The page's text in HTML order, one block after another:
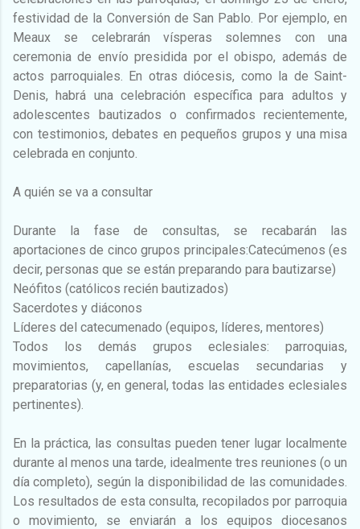
festividad de la Conversión de San Pablo. Por ejemplo, en
Meaux se celebrarán vísperas solemnes con una
ceremonia de envío presidida por el obispo, además de
actos parroquiales. En otras diócesis, como la de Saint-
Denis, habrá una celebración específica para adultos y
adolescentes bautizados o confirmados recientemente,
con testimonios, debates en pequeños grupos y una misa
celebrada en conjunto.
A quién se va a consultar
Durante la fase de consultas, se recabarán las
aportaciones de cinco grupos principales:Catecúmenos (es
decir, personas que se están preparando para bautizarse)
Neófitos (católicos recién bautizados)
Sacerdotes y diáconos
Líderes del catecumenado (equipos, líderes, mentores)
Todos los demás grupos eclesiales: parroquias,
movimientos, capellanías, escuelas secundarias y
preparatorias (y, en general, todas las entidades eclesiales
pertinentes).
En la práctica, las consultas pueden tener lugar localmente
durante al menos una tarde, idealmente tres reuniones (o un
día completo), según la disponibilidad de las comunidades.
Los resultados de esta consulta, recopilados por parroquia
o movimiento, se enviarán a los equipos diocesanos